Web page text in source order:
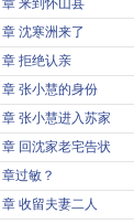
来到怀山县
沈寒洲来了
拒绝认亲
张小慧的身份
张小慧进入苏家
回沈家老宅告状
过敏？
收留夫妻二人